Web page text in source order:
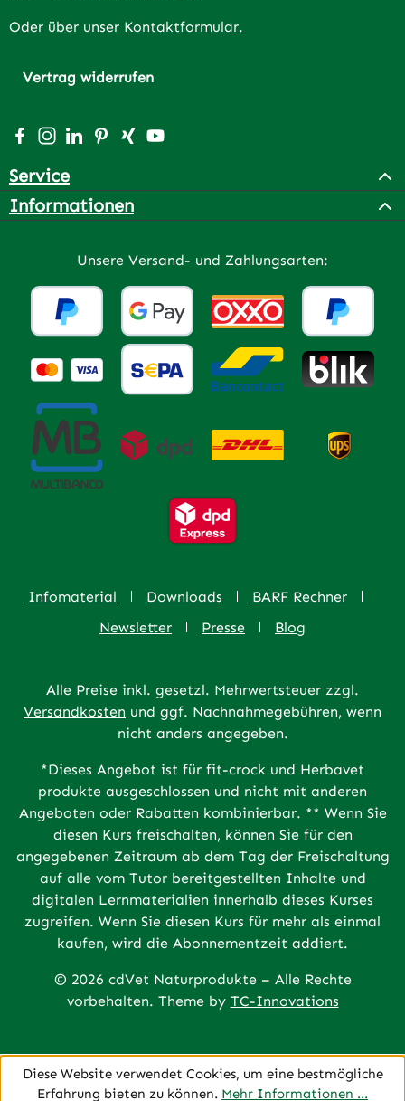
Oder über unser Kontaktformular.
Vertrag widerrufen
Besuche uns auf Facebook – öffnet in neuem Tab
Schau auf Instagram vorbei – öffnet in neuem Tab
Vernetze dich mit uns auf LinkedIn – öffnet in
Lass dich auf Pinterest inspirieren – öffnet
Vernetze dich mit uns auf Xing – öffnet
Sieh dir unsere Videos auf YouTube
Service
Informationen
Unsere Versand- und Zahlungsarten:
Infomaterial Downloads
BARF Rechner
Newsletter
Presse Blog
Alle Preise inkl. gesetzl. Mehrwertsteuer zzgl.
Versandkosten und ggf. Nachnahmegebühren, wenn
nicht anders angegeben.
*Dieses Angebot ist für fit-crock und Herbavet
produkte ausgeschlossen und nicht mit anderen
Angeboten oder Rabatten kombinierbar. ** Wenn Sie
diesen Kurs freischalten, können Sie für den
angegebenen Zeitraum ab dem Tag der Freischaltung
auf alle vom Tutor bereitgestellten Inhalte und
digitalen Lernmaterialien innerhalb dieses Kurses
zugreifen. Wenn Sie diesen Kurs für mehr als einmal
kaufen, wird die Abonnementzeit addiert.
© 2026 cdVet Naturprodukte – Alle Rechte
vorbehalten. Theme by TC-Innovations
Diese Website verwendet Cookies, um eine bestmögliche
Erfahrung bieten zu können. Mehr Informationen ...